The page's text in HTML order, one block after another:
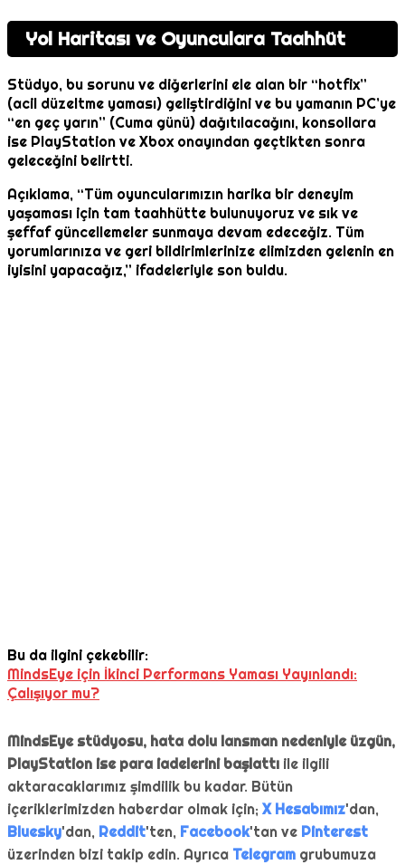
Yol Haritası ve Oyunculara Taahhüt
Stüdyo, bu sorunu ve diğerlerini ele alan bir “hotfix”
(acil düzeltme yaması) geliştirdiğini ve bu yamanın PC’ye
“en geç yarın” (Cuma günü) dağıtılacağını, konsollara
ise PlayStation ve Xbox onayından geçtikten sonra
geleceğini belirtti.
Açıklama, “Tüm oyuncularımızın harika bir deneyim
yaşaması için tam taahhütte bulunuyoruz ve sık ve
şeffaf güncellemeler sunmaya devam edeceğiz. Tüm
yorumlarınıza ve geri bildirimlerinize elimizden gelenin en
iyisini yapacağız,” ifadeleriyle son buldu.
Bu da ilgini çekebilir:
MindsEye için İkinci Performans Yaması Yayınlandı:
Çalışıyor mu?
MindsEye stüdyosu, hata dolu lansman nedeniyle üzgün,
PlayStation ise para iadelerini başlattı ile ilgili
aktaracaklarımız şimdilik bu kadar. Bütün
içeriklerimizden haberdar olmak için; X Hesabımız'dan,
Bluesky'dan, Reddit'ten, Facebook'tan ve Pinterest
üzerinden bizi takip edin. Ayrıca Telegram grubumuza